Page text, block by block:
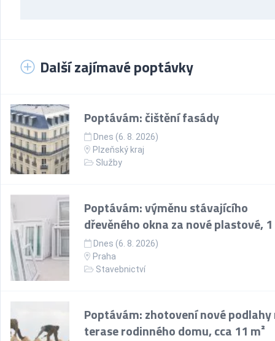
Další zajímavé poptávky
Poptávám: čištění fasády
Dnes (6. 8. 2026)
Plzeňský kraj
Služby
Poptávám: výměnu stávajícího
dřevěného okna za nové plastové,
Dnes (6. 8. 2026)
Praha
Stavebnictví
Poptávám: zhotovení nové podlahy
terase rodinného domu, cca 11 m²